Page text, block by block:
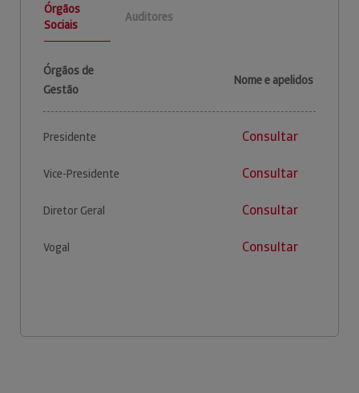
Órgãos
Sociais
Auditores
Órgãos de
Gestão
Nome e apelidos
Presidente Consultar
Vice-Presidente Consultar
Diretor Geral Consultar
Vogal Consultar